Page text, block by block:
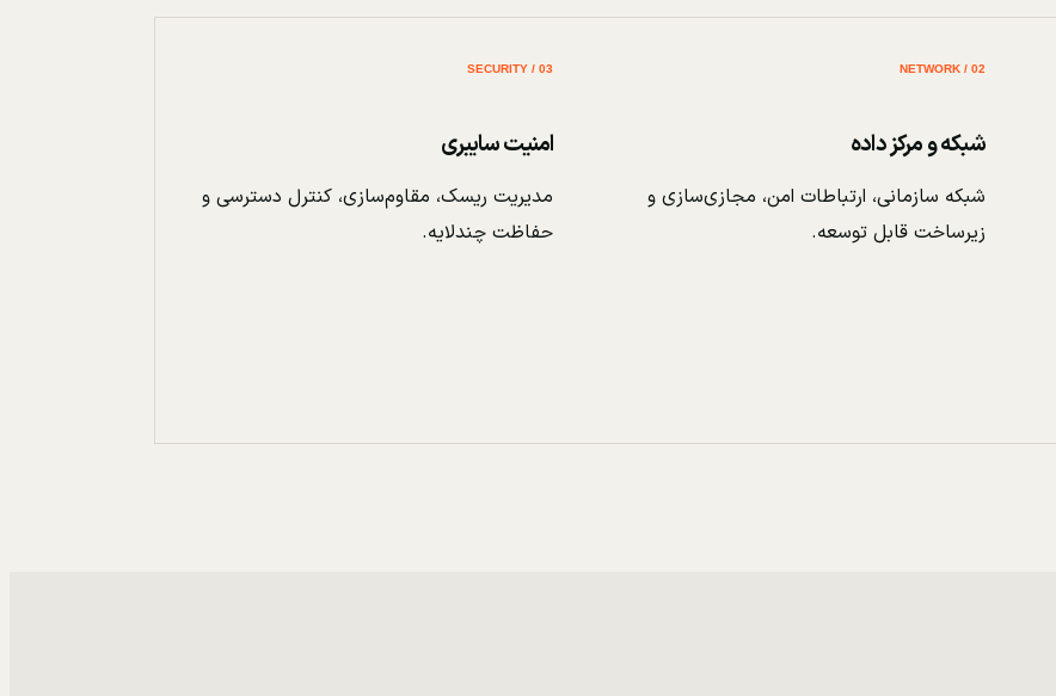
02 / NETWORK
شبکه و مرکز داده
شبکه سازمانی، ارتباطات امن، مجازی‌سازی و
زیرساخت قابل توسعه.
03 / SECURITY
امنیت سایبری
مدیریت ریسک، مقاوم‌سازی، کنترل دسترسی و
حفاظت چندلایه.